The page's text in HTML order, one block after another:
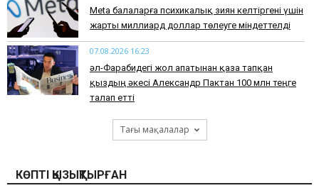
Meta балаларға психикалық зиян келтіргені үшін
жарты миллиард доллар төлеуге міндеттелді
07.08.2026 16:23
әл-Фарабидегі жол апатынан қаза тапқан
қыздың әкесі Александр Пактан 100 млн теңге
талап етті
Тағы мақалалар
КӨПТІ ҚЫЗЫҚТЫРҒАН